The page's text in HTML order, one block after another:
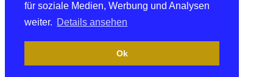
für soziale Medien, Werbung und Analysen
weiter. Details ansehen
Ok